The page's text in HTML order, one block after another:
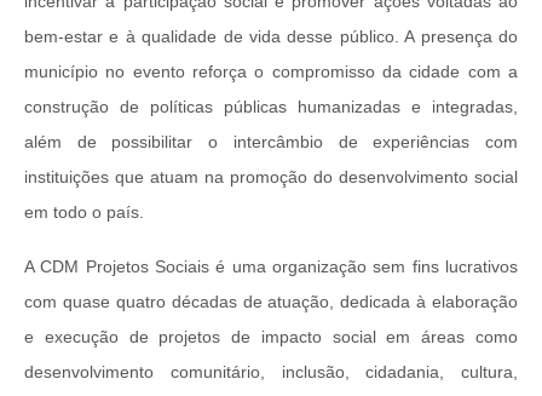
bem-estar e à qualidade de vida desse público. A presença do
município no evento reforça o compromisso da cidade com a
construção de políticas públicas humanizadas e integradas,
além de possibilitar o intercâmbio de experiências com
instituições que atuam na promoção do desenvolvimento social
em todo o país.
A CDM Projetos Sociais é uma organização sem fins lucrativos
com quase quatro décadas de atuação, dedicada à elaboração
e execução de projetos de impacto social em áreas como
desenvolvimento comunitário, inclusão, cidadania, cultura,